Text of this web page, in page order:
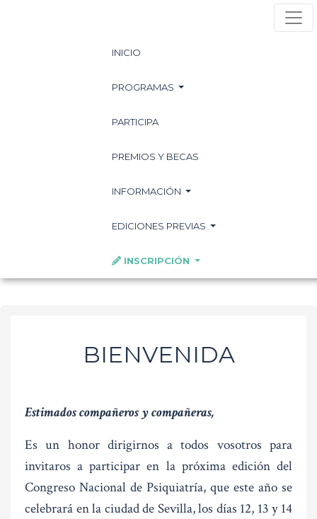
INICIO(CURRENT)
PROGRAMAS
PARTICIPA
PREMIOS Y BECAS
INFORMACIÓN
EDICIONES PREVIAS
INSCRIPCIÓN
BIENVENIDA
Estimados compañeros y compañeras,
Es un honor dirigirnos a todos vosotros para
invitaros a participar en la próxima edición del
Congreso Nacional de Psiquiatría, que este año se
celebrará en la ciudad de Sevilla, los días 12, 13 y 14